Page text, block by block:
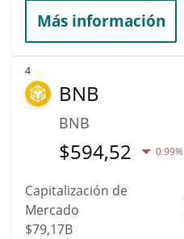
Más información
4
BNB
BNB
$594,52 0.99%
Capitalización de
Mercado
$79,17B